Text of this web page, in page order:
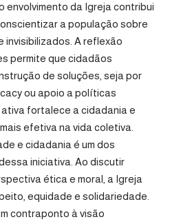
envolvimento da Igreja contribui
a população sobre
A reflexão
permite que cidadãos
de soluções, seja por
ou apoio a políticas
fortalece a cidadania e
efetiva na vida coletiva.
e cidadania é um dos
iniciativa. Ao discutir
ética e moral, a Igreja
equidade e solidariedade.
contraponto à visão